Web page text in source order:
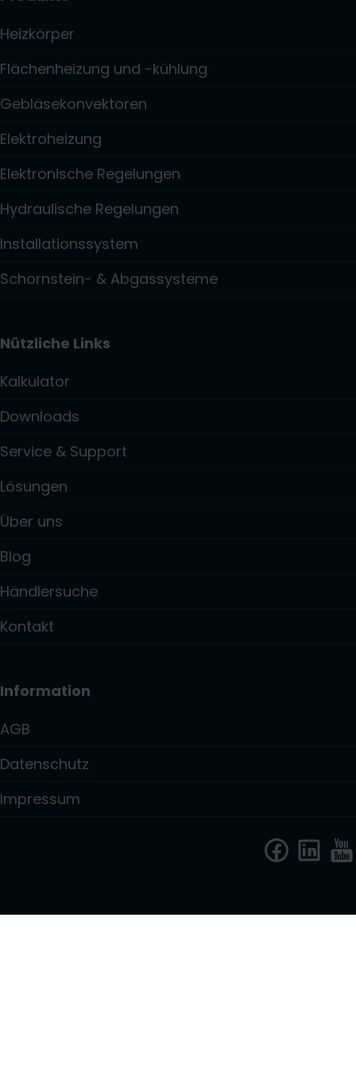
Heizkörper
Flächenheizung und -kühlung
Gebläsekonvektoren
Elektroheizung
Elektronische Regelungen
Hydraulische Regelungen
Installationssystem
Schornstein- & Abgassysteme
Nützliche Links
Kalkulator
Downloads
Service & Support
Lösungen
Über uns
Blog
Händlersuche
Kontakt
Information
AGB
Datenschutz
Impressum